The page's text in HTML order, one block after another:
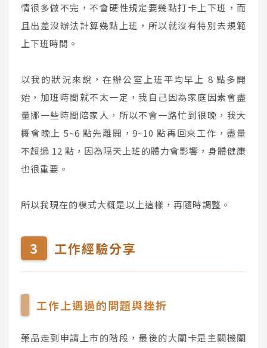
情很多做不完，不會硬性規定要幾點打卡上下班，而
且出差沒辦法計算幾點上班，所以就沒有特別去規範
上下班時間。
以我的狀況來說，在辦公室上班平均早上 8 點多開
始，加班時間就不太一定，我自己因為家庭因素會盡
量挪一些時間陪家人，所以不會一路忙到很晚，我大
概會晚上 5~6 點先離開，9~10 點再回來工作，盡量
不超過 12 點，因為隔天上班的體力會影響，身體健康
也很重要。
所以我現在的模式大概是以上這樣，再隨時調整。
工作經驗分享
工作上遇過的問題與挫折
藥品走到申請上市的階段，最後的大關卡是主關機關